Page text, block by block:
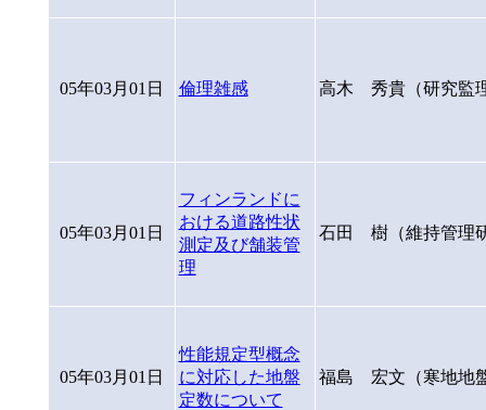
05年03月01日 倫理雑感 高木 秀貴（研究監
05年03月01日
フィンランドに
おける道路性状
測定及び舗装管
理
石田 樹（維持管理
05年03月01日
性能規定型概念
に対応した地盤
定数について
福島 宏文（寒地地